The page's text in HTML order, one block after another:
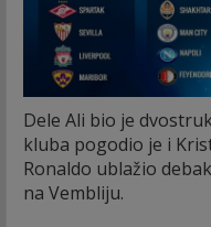
Dele Ali bio je
kluba pogodio je i
Ronaldo ublažio
na Vembliju.